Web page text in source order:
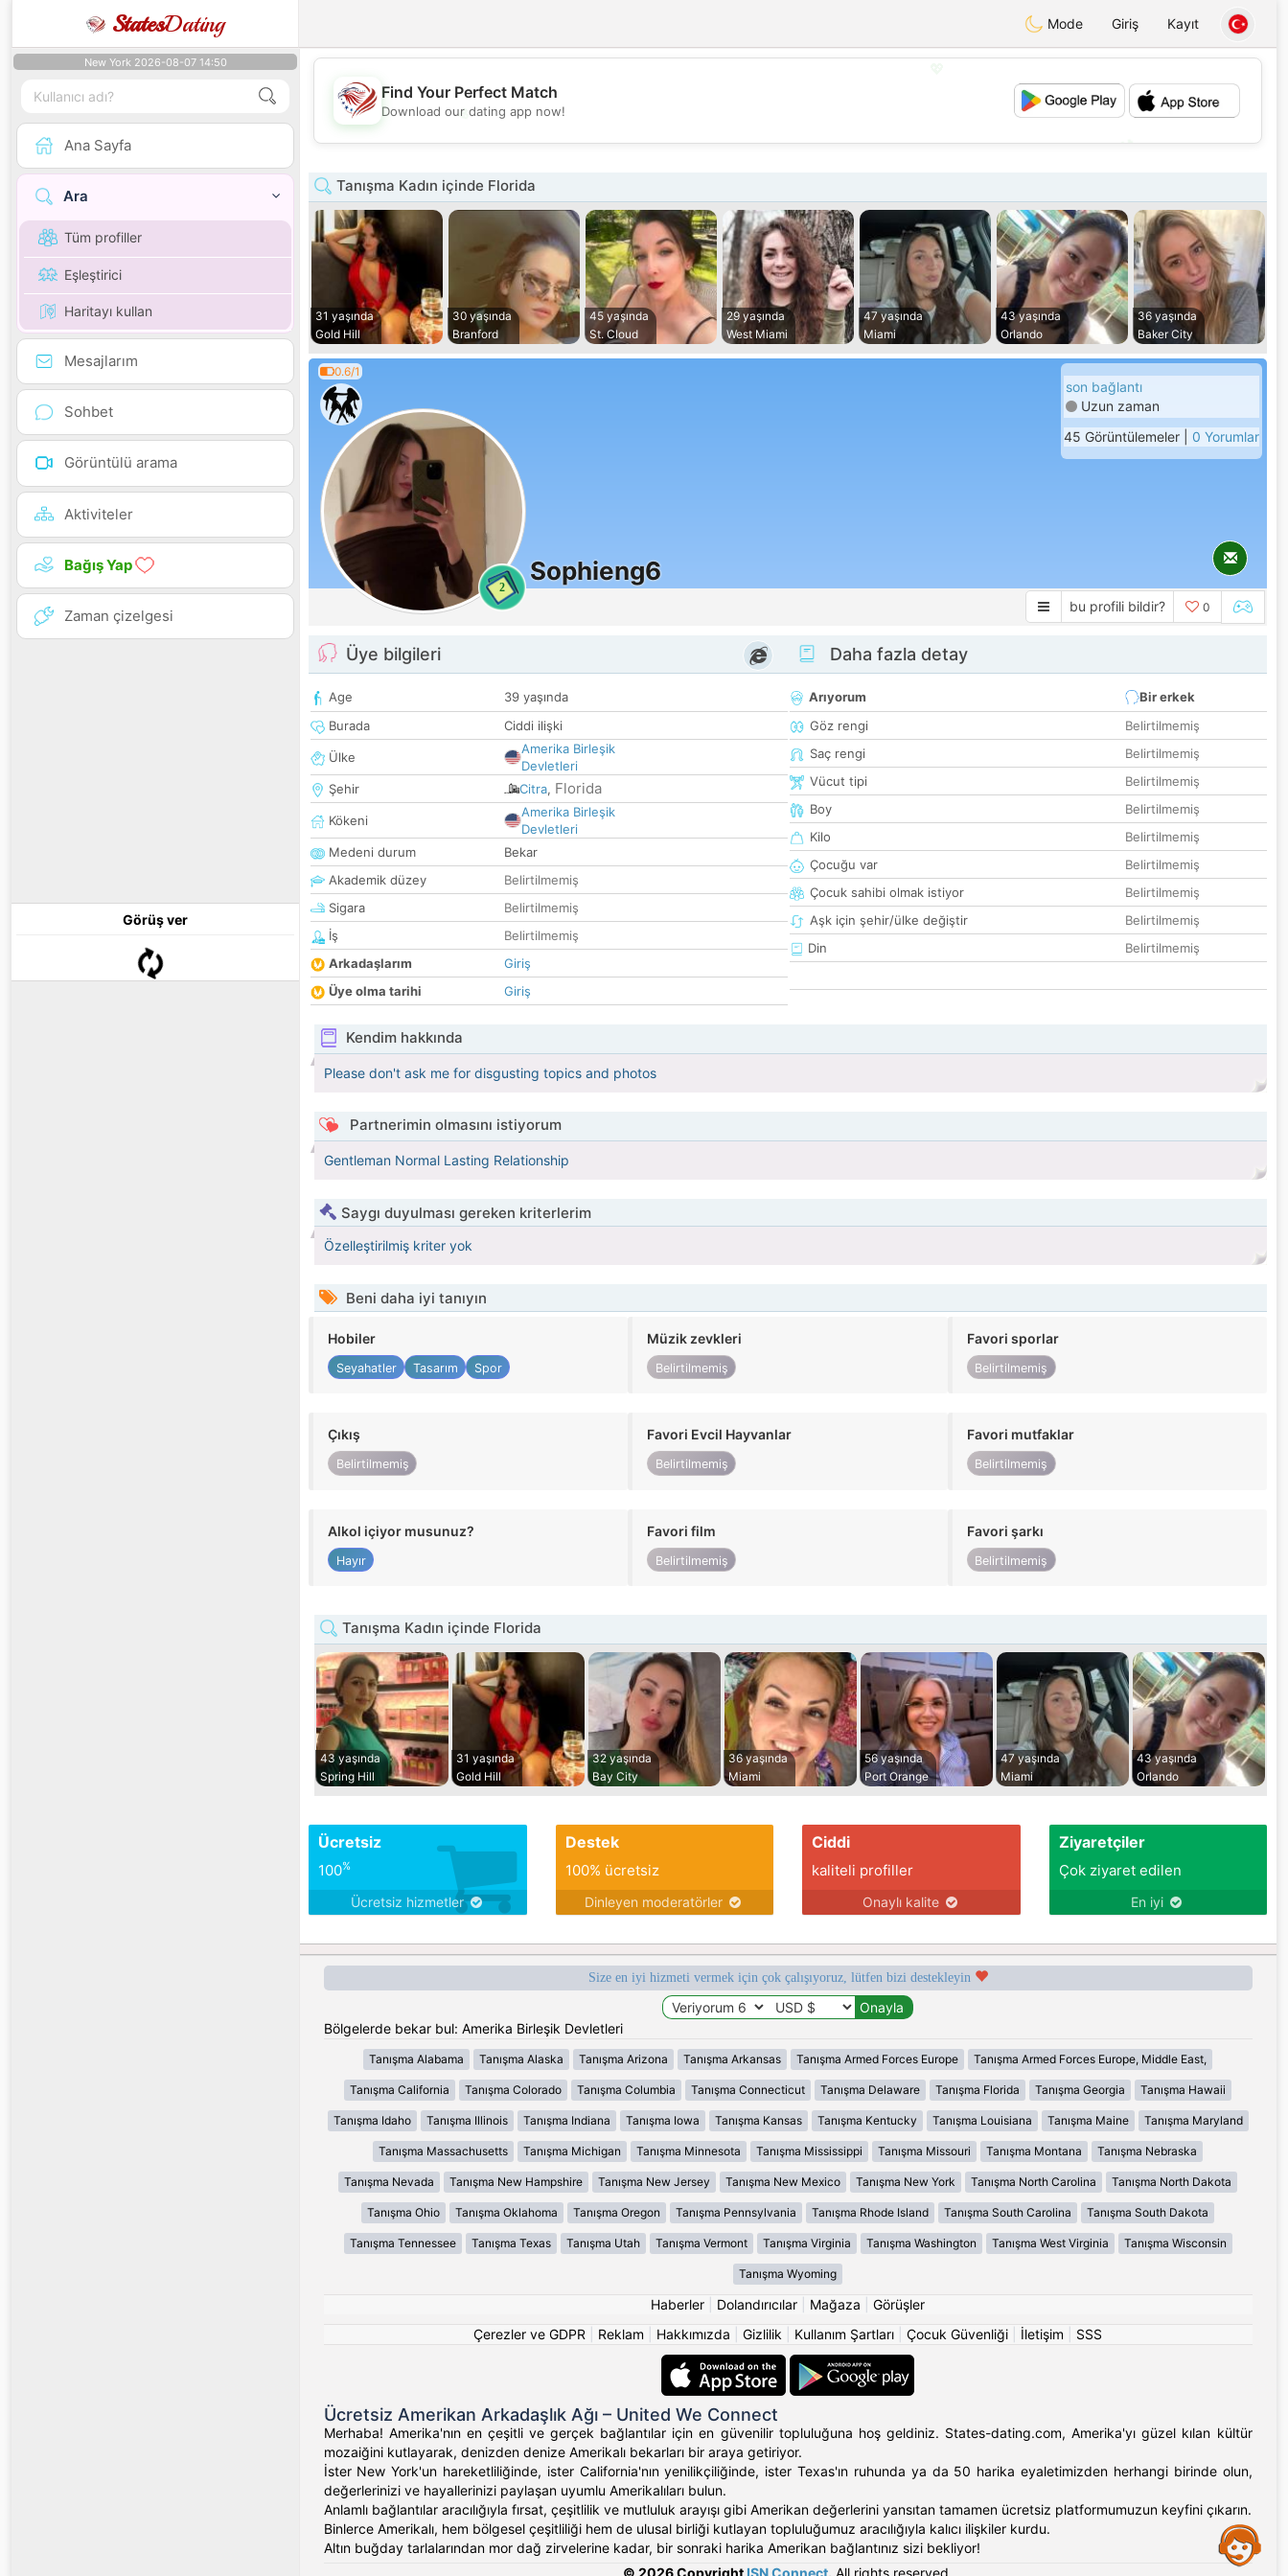
StatesDating Mode Giriş Kayıt
New York 2026-08-07 14:50
Ana Sayfa
Ara
Tüm profiller
Eşleştirici
Haritayı kullan
Mesajlarım
Sohbet
Görüntülü arama
Aktiviteler
Bağış Yap
Zaman çizelgesi
Görüş ver
💕
Find Your Perfect Match
Download our dating app now!
Tanışma Kadın içinde Florida
31 yaşında
Gold Hill
30 yaşında
Branford
45 yaşında
St. Cloud
29 yaşında
West Miami
47 yaşında
Miami
43 yaşında
Orlando
36 yaşında
Baker City
0.6/1
2
Sophieng6
son bağlantı
Uzun zaman
45 Görüntülemeler | 0 Yorumlar
bu profili bildir? 0
Üye bilgileri
Age
39 yaşında
Burada
Ciddi ilişki
Ülke
Amerika Birleşik
Devletleri
Şehir
Citra, Florida
Kökeni
Amerika Birleşik
Devletleri
Medeni durum
Bekar
Akademik düzey
Belirtilmemiş
Sigara
Belirtilmemiş
İş
Belirtilmemiş
Arkadaşlarım
Giriş
Üye olma tarihi
Giriş
Daha fazla detay
Arıyorum
Bir erkek
Göz rengi
Belirtilmemiş
Saç rengi
Belirtilmemiş
Vücut tipi
Belirtilmemiş
Boy
Belirtilmemiş
Kilo
Belirtilmemiş
Çocuğu var
Belirtilmemiş
Çocuk sahibi olmak istiyor
Belirtilmemiş
Aşk için şehir/ülke değiştir
Belirtilmemiş
Din
Belirtilmemiş
Kendim hakkında
Please don't ask me for disgusting topics and photos
Partnerimin olmasını istiyorum
Gentleman Normal Lasting Relationship
Saygı duyulması gereken kriterlerim
Özelleştirilmiş kriter yok
Beni daha iyi tanıyın
Hobiler
Seyahatler Tasarım Spor
Müzik zevkleri
Belirtilmemiş
Favori sporlar
Belirtilmemiş
Çıkış
Belirtilmemiş
Favori Evcil Hayvanlar
Belirtilmemiş
Favori mutfaklar
Belirtilmemiş
Alkol içiyor musunuz?
Hayır
Favori film
Belirtilmemiş
Favori şarkı
Belirtilmemiş
Tanışma Kadın içinde Florida
43 yaşında
Spring Hill
31 yaşında
Gold Hill
32 yaşında
Bay City
36 yaşında
Miami
56 yaşında
Port Orange
47 yaşında
Miami
43 yaşında
Orlando
Ücretsiz
100%
Ücretsiz hizmetler
Destek
100% ücretsiz
Dinleyen moderatörler
Ciddi
kaliteli profiller
Onaylı kalite
Ziyaretçiler
Çok ziyaret edilen
En iyi
Size en iyi hizmeti vermek için çok çalışıyoruz, lütfen bizi destekleyin
Bölgelerde bekar bul: Amerika Birleşik Devletleri
Tanışma Alabama Tanışma Alaska Tanışma Arizona Tanışma Arkansas Tanışma Armed Forces Europe Tanışma Armed Forces Europe, Middle East,
Tanışma California Tanışma Colorado Tanışma Columbia Tanışma Connecticut Tanışma Delaware Tanışma Florida Tanışma Georgia Tanışma Hawaii
Tanışma Idaho Tanışma Illinois Tanışma Indiana Tanışma Iowa Tanışma Kansas Tanışma Kentucky Tanışma Louisiana Tanışma Maine Tanışma Maryland
Tanışma Massachusetts Tanışma Michigan Tanışma Minnesota Tanışma Mississippi Tanışma Missouri Tanışma Montana Tanışma Nebraska
Tanışma Nevada Tanışma New Hampshire Tanışma New Jersey Tanışma New Mexico Tanışma New York Tanışma North Carolina Tanışma North Dakota
Tanışma Ohio Tanışma Oklahoma Tanışma Oregon Tanışma Pennsylvania Tanışma Rhode Island Tanışma South Carolina Tanışma South Dakota
Tanışma Tennessee Tanışma Texas Tanışma Utah Tanışma Vermont Tanışma Virginia Tanışma Washington Tanışma West Virginia Tanışma Wisconsin
Tanışma Wyoming
Haberler Dolandırıcılar Mağaza
Görüşler
Çerezler ve GDPR
Reklam Hakkımızda Gizlilik Kullanım Şartları Çocuk Güvenliği İletişim SSS
Ücretsiz Amerikan Arkadaşlık Ağı – United We Connect
Merhaba! Amerika'nın en çeşitli ve gerçek bağlantılar için en güvenilir topluluğuna hoş geldiniz. States-dating.com, Amerika'yı güzel kılan kültür
mozaiğini kutlayarak, denizden denize Amerikalı bekarları bir araya getiriyor.
İster New York'un hareketliliğinde, ister California'nın yenilikçiliğinde, ister Texas'ın ruhunda ya da 50 harika eyaletimizden herhangi birinde olun,
değerlerinizi ve hayallerinizi paylaşan uyumlu Amerikalıları bulun.
Anlamlı bağlantılar aracılığıyla fırsat, çeşitlilik ve mutluluk arayışı gibi Amerikan değerlerini yansıtan tamamen ücretsiz platformumuzun keyfini çıkarın.
Binlerce Amerikalı, hem bölgesel çeşitliliği hem de ulusal birliği kutlayan topluluğumuz aracılığıyla kalıcı ilişkiler kurdu.
Altın buğday tarlalarından mor dağ zirvelerine kadar, bir sonraki harika Amerikan bağlantınız sizi bekliyor!
© 2026 Copyright ISN Connect All rights reserved.
Assistance